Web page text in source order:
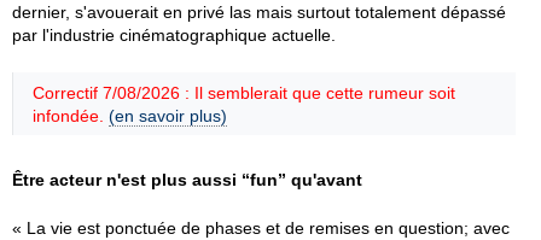
dernier, s'avouerait en privé las mais surtout totalement dépassé
par l'industrie cinématographique actuelle.
Correctif 7/08/2026 : Il semblerait que cette rumeur soit
infondée. (en savoir plus)
Être acteur n'est plus aussi “fun” qu'avant
« La vie est ponctuée de phases et de remises en question; avec